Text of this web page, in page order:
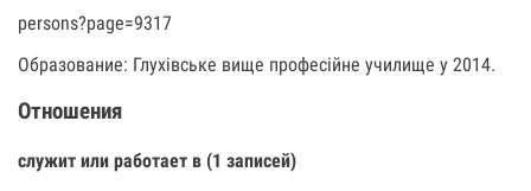
persons?page=9317
Образование: Глухівське вище професійне училище у 2014.
Отношения
служит или работает в (1 записей)